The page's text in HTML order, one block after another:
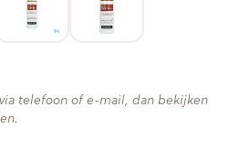
telefoon of e-mail, dan bekijken